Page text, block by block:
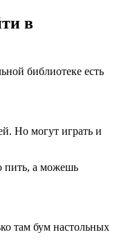
в
библиотеке есть
Но могут играть и
пить, а можешь
там бум настольных